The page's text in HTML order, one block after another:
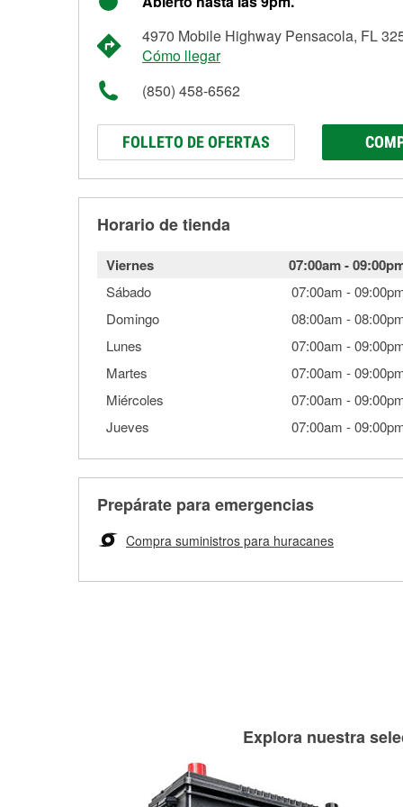
4970 Mobile Highway Pensacola, FL
Cómo llegar
(850) 458-6562
FOLLETO DE OFERTAS
Horario de tienda
Viernes 07:00am-
Sábado 07:00am -
Domingo
08:00am -
Lunes
07:00am -
Martes
07:00am -
Miércoles
07:00am -
Jueves
07:00am -
Prepárate para emergencias
Compra suministros para huracanes
Explora nuestra